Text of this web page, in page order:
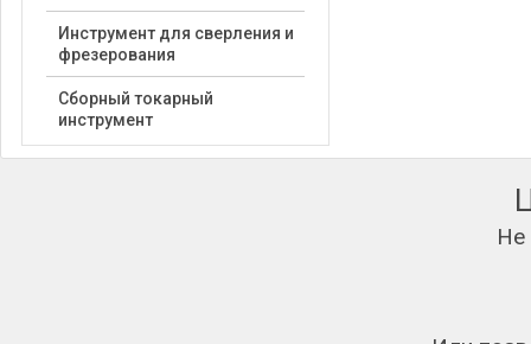
Инструмент для сверления и
фрезерования
Сборный токарный
инструмент
Не